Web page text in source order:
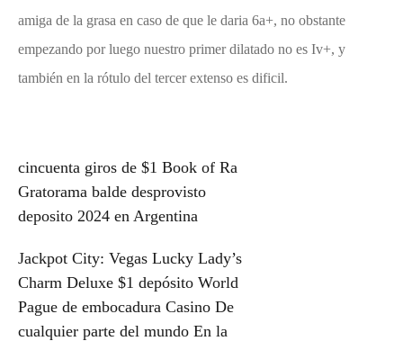
amiga de la grasa en caso de que le daria 6a+, no obstante
empezando por luego nuestro primer dilatado no es Iv+, y
también en la rótulo del tercer extenso es dificil.
Post
navigation
cincuenta giros de $1 Book of Ra
Gratorama balde desprovisto
deposito 2024 en Argentina
Jackpot City: Vegas Lucky Lady’s
Charm Deluxe $1 depósito World
Pague de embocadura Casino De
cualquier parte del mundo En la